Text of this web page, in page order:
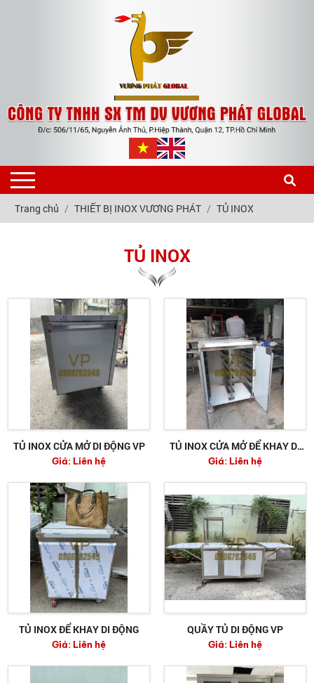
Trang chủ THIẾT BỊ INOX VƯƠNG PHÁT TỦ INOX
TỦ INOX
TỦ INOX CỬA MỞ DI ĐỘNG VP
Giá:Liên hệ
TỦ INOX CỬA MỞ ĐỂ KHAY DI
ĐỘNG 800MM
Giá:Liên hệ
TỦ INOX ĐỂ KHAY DI ĐỘNG
Giá:Liên hệ
QUẦY TỦ DI ĐỘNG VP
Giá:Liên hệ